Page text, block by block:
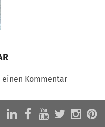
einen Kommentar